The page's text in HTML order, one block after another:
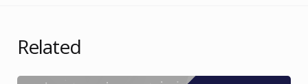
Related